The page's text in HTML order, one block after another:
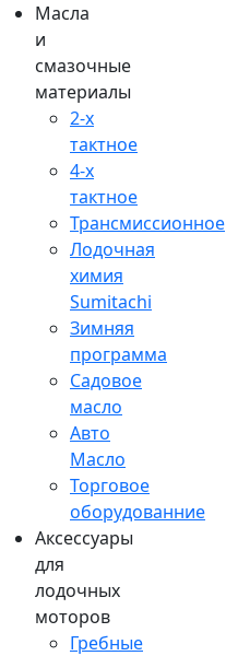
Масла
и
смазочные
материалы
2-х
тактное
4-х
тактное
Трансмиссионное
Лодочная
химия
Sumitachi
Зимняя
программа
Садовое
масло
Авто
Масло
Торговое
оборудованние
Аксессуары
для
лодочных
моторов
Гребные